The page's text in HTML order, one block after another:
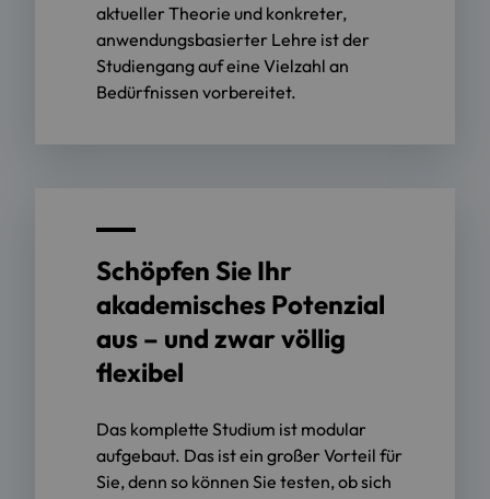
aktueller Theorie und konkreter,
anwendungsbasierter Lehre ist der
Studiengang auf eine Vielzahl an
Bedürfnissen vorbereitet.
Schöpfen Sie Ihr
akademisches Potenzial
aus – und zwar völlig
flexibel
Das komplette Studium ist modular
aufgebaut. Das ist ein großer Vorteil für
Sie, denn so können Sie testen, ob sich